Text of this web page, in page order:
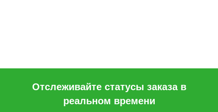
Отслеживайте статусы заказа в
реальном времени